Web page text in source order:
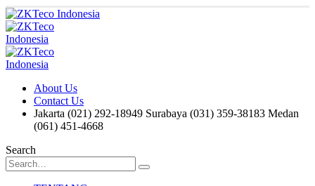
About Us
Contact Us
Jakarta (021) 292-18949 Surabaya (031) 359-38183 Medan
(061) 451-4668
Search